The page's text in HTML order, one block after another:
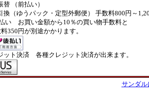
（前払い）
（ゆうパック・定型外郵便） 手数料800円～
い お買い金額から10％の買い物手数料と
円が別途かかります。
ト決済 各種クレジット決済が出来ます。
サンダル